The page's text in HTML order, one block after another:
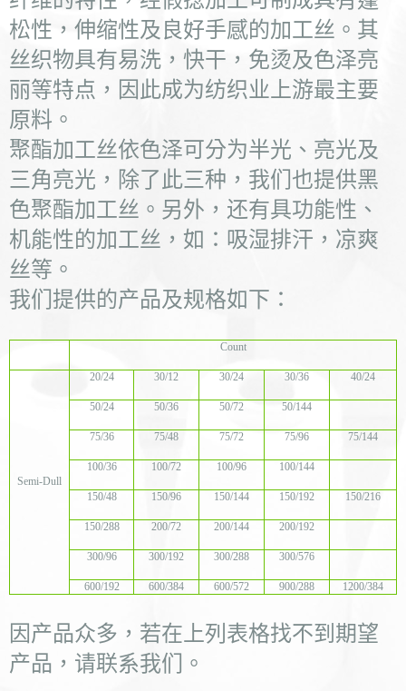
松性，伸缩性及良好手感的加工丝。其
丝织物具有易洗，快干，免烫及色泽亮
丽等特点，因此成为纺织业上游最主要
原料。
聚酯加工丝依色泽可分为半光、亮光及
三角亮光，除了此三种，我们也提供黑
色聚酯加工丝。另外，还有具功能性、
机能性的加工丝，如：吸湿排汗，凉爽
丝等。
我们提供的产品及规格如下：
Count
Semi-Dull
20/24 30/12 30/24 30/36 40/24
50/24 50/36 50/72 50/144
75/36 75/48 75/72 75/96 75/144
100/36 100/72 100/96 100/144
150/48 150/96 150/144 150/192 150/216
150/288 200/72 200/144 200/192
300/96 300/192 300/288 300/576
600/192 600/384 600/572 900/288 1200/384
因产品众多，若在上列表格找不到期望
产品，请联系我们。